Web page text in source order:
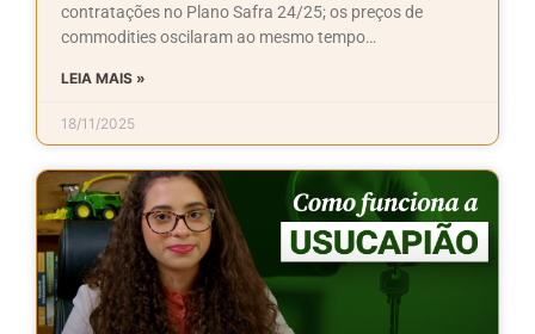
contratações no Plano Safra 24/25; os preços de
commodities oscilaram ao mesmo tempo…
LEIA MAIS »
18/11/2025